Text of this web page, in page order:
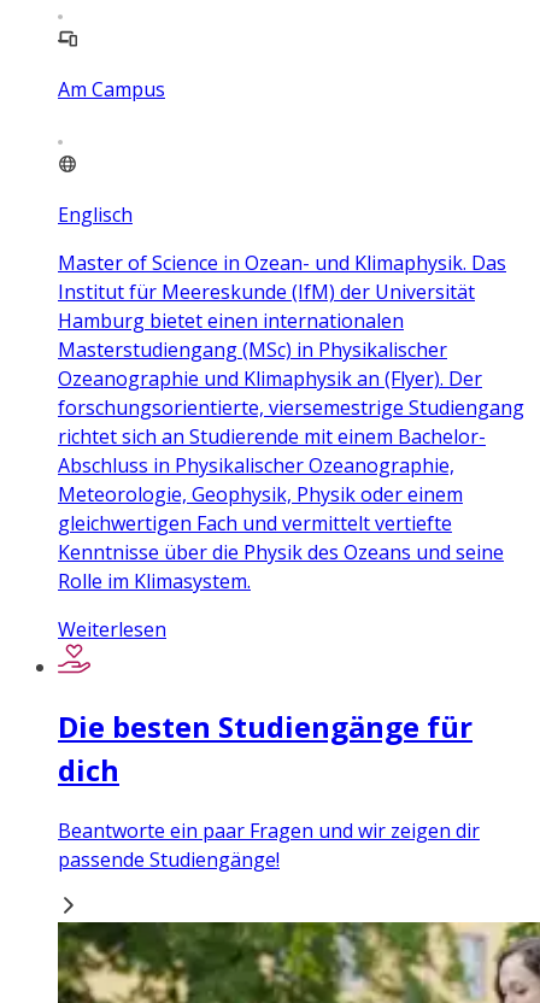
Am Campus
Englisch
Master of Science in Ozean- und Klimaphysik. Das
Institut für Meereskunde (IfM) der Universität
Hamburg bietet einen internationalen
Masterstudiengang (MSc) in Physikalischer
Ozeanographie und Klimaphysik an (Flyer). Der
forschungsorientierte, viersemestrige Studiengang
richtet sich an Studierende mit einem Bachelor-
Abschluss in Physikalischer Ozeanographie,
Meteorologie, Geophysik, Physik oder einem
gleichwertigen Fach und vermittelt vertiefte
Kenntnisse über die Physik des Ozeans und seine
Rolle im Klimasystem.
Weiterlesen
Die besten Studiengänge für
dich
Beantworte ein paar Fragen und wir zeigen dir
passende Studiengänge!